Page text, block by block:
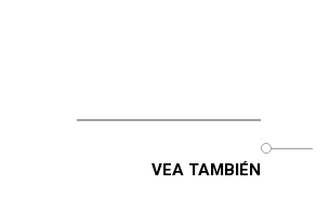
VEA TAMBIÉN